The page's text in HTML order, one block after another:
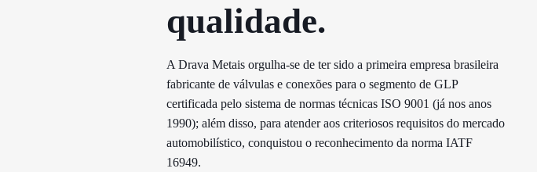
qualidade.​
A Drava Metais orgulha-se de ter sido a primeira empresa brasileira
fabricante de válvulas e conexões para o segmento de GLP
certificada pelo sistema de normas técnicas ISO 9001 (já nos anos
1990); além disso, para atender aos criteriosos requisitos do mercado
automobilístico, conquistou o reconhecimento da norma IATF
16949.